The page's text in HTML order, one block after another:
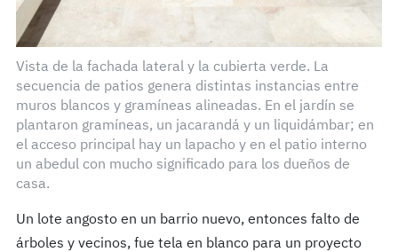
Vista de la fachada lateral y la cubierta verde. La
secuencia de patios genera distintas instancias entre
muros blancos y gramíneas alineadas. En el jardín se
plantaron gramíneas, un jacarandá y un liquidámbar; en
el acceso principal hay un lapacho y en el patio interno
un abedul con mucho significado para los dueños de
casa.
Un lote angosto en un barrio nuevo, entonces falto de
árboles y vecinos, fue tela en blanco para un proyecto